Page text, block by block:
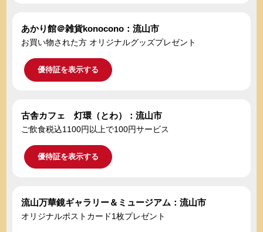
あかり館＠雑貨konocono：流山市
お買い物された方 オリジナルグッズプレゼント
優待証を表示する
古舎カフェ 灯環（とわ）：流山市
ご飲食税込1100円以上で100円サービス
優待証を表示する
流山万華鏡ギャラリー＆ミュージアム：流山市
オリジナルポストカード1枚プレゼント